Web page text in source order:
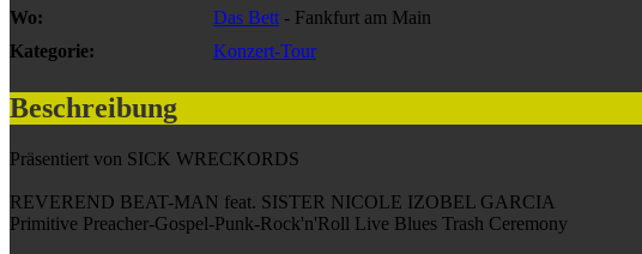
Wo:
Das Bett - Fankfurt am Main
Kategorie:
Konzert-Tour
Beschreibung
Präsentiert von SICK WRECKORDS
REVEREND BEAT-MAN feat. SISTER NICOLE IZOBEL GARCIA
Primitive Preacher-Gospel-Punk-Rock'n'Roll Live Blues Trash Ceremony